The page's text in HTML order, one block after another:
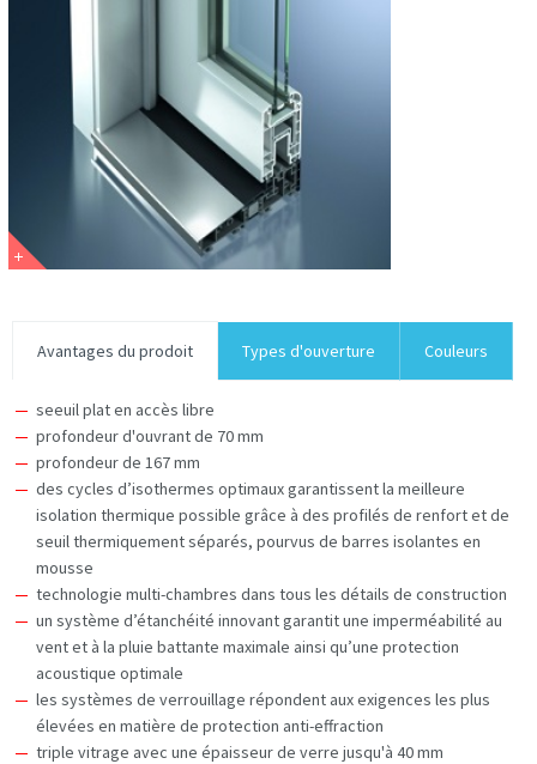
Avantages du prodoit Types d'ouverture Couleurs
seeuil plat en accès libre
profondeur d'ouvrant de 70 mm
profondeur de 167 mm
des cycles d’isothermes optimaux garantissent la meilleure
isolation thermique possible grâce à des profilés de renfort et de
seuil thermiquement séparés, pourvus de barres isolantes en
mousse
technologie multi-chambres dans tous les détails de construction
un système d’étanchéité innovant garantit une imperméabilité au
vent et à la pluie battante maximale ainsi qu’une protection
acoustique optimale
les systèmes de verrouillage répondent aux exigences les plus
élevées en matière de protection anti-effraction
triple vitrage avec une épaisseur de verre jusqu'à 40 mm